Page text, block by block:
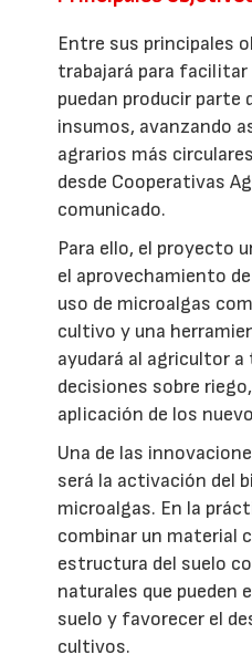
Entre sus principales
trabajará para
puedan producir parte
insumos, avanzando
agrarios más
desde Cooperativas
comunicado.
Para ello, el proyecto
el aprovechamiento
uso de microalgas
cultivo y una
ayudará al agricultor
decisiones sobre
aplicación de los
Una de las
será la activación del
microalgas. En la
combinar un material
estructura del suelo
naturales que pueden
suelo y favorecer el
cultivos.